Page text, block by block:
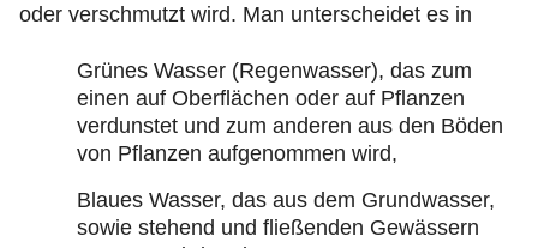
oder verschmutzt wird. Man unterscheidet es in
Grünes Wasser (Regenwasser), das zum
einen auf Oberflächen oder auf Pflanzen
verdunstet und zum anderen aus den Böden
von Pflanzen aufgenommen wird,
Blaues Wasser, das aus dem Grundwasser,
sowie stehend und fließenden Gewässern